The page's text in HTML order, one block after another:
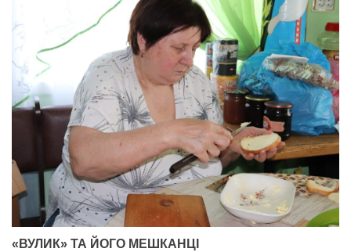
«ВУЛИК» ТА ЙОГО МЕШКАНЦІ